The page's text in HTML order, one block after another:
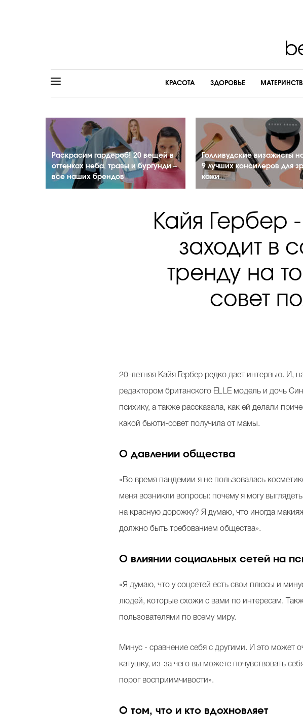
КРАСОТА ЗДОРОВЬЕ
Раскрасим гардероб! 20 вещей в
оттенках неба, травы и бургунди –
все наших брендов
Голливудские визажисты
9 лучших консилеров для
кожи
Кайя Гербер
заходит в
тренду на
совет
20-летняя Кайя Гербер редко дает интервью. И,
редактором британского ELLE модель и дочь
психику, а также рассказала, как ей делали
какой бьюти-совет получила от мамы.
О давлении общества
«Во время пандемии я не пользовалась
меня возникли вопросы: почему я могу
на красную дорожку? Я думаю, что иногда
должно быть требованием общества».
О влиянии социальных сетей на
«Я думаю, что у соцсетей есть свои плюсы и
людей, которые схожи с вами по интересам.
пользователями по всему миру.
Минус - сравнение себя с другими. И это может
катушку, из-за чего вы можете почувствовать
порог восприимчивости».
О том, что и кто вдохновляет